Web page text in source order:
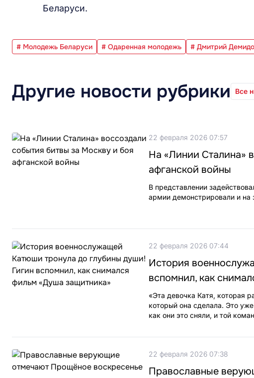
Беларуси.
# Молодежь Беларуси # Одаренная молодежь # Дмитрий
Другие новости рубрики Все
22 февраля 2026 07:57
На «Линии Сталина»
афганской войны
В представлении
армии демонстрировали и на
22 февраля 2026 07:44
История
вспомнил, как
«Эта девочка Катя, которая
который она сделала. Это
как они это сняли, и той
22 февраля 2026 07:38
Православные